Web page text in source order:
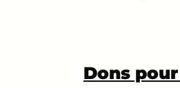
Dons